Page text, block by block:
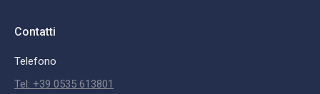
Contatti
Telefono
Tel: +39 0535 613801